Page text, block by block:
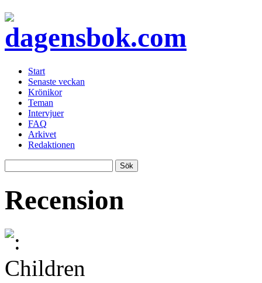
Start
Senaste veckan
Krönikor
Teman
Intervjuer
FAQ
Arkivet
Redaktionen
Recension